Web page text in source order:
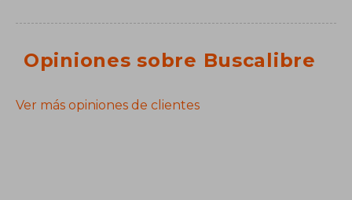
Opiniones sobre Buscalibre
Ver más opiniones de clientes